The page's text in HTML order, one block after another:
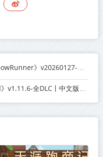
全DLC+送修改器【单机+联机】丨中文版网盘下载
全DLC丨中文版网盘下载